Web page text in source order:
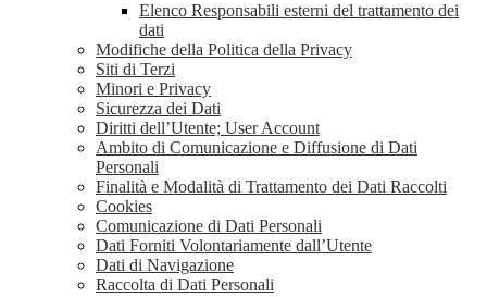
Elenco Responsabili esterni del trattamento dei
dati
Modifiche della Politica della Privacy
Siti di Terzi
Minori e Privacy
Sicurezza dei Dati
Diritti dell’Utente; User Account
Ambito di Comunicazione e Diffusione di Dati
Personali
Finalità e Modalità di Trattamento dei Dati Raccolti
Cookies
Comunicazione di Dati Personali
Dati Forniti Volontariamente dall’Utente
Dati di Navigazione
Raccolta di Dati Personali